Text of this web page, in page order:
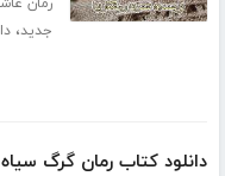
جدید،
دانلود کتاب رمان گرگ سیاه